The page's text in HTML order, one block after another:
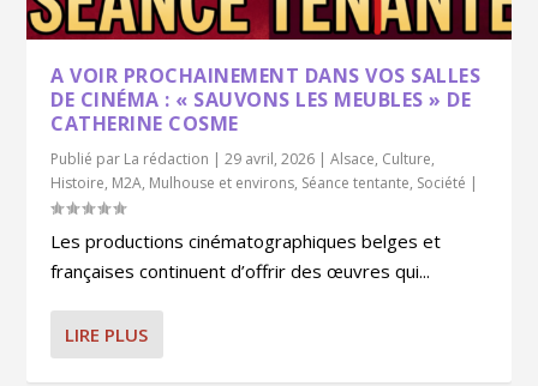
A VOIR PROCHAINEMENT DANS VOS SALLES
DE CINÉMA : « SAUVONS LES MEUBLES » DE
CATHERINE COSME
Publié par La rédaction |29 avril, 2026 |Alsace, Culture,
Histoire, M2A, Mulhouse et environs, Séance tentante, Société |
Les productions cinématographiques belges et
françaises continuent d’offrir des œuvres qui...
LIRE PLUS